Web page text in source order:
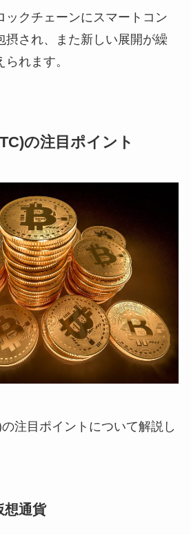
ックチェーンにスマートコン
摂され、また新しい展開が繰
れます。
の注目ポイント
注目ポイントについて解説し
想通貨